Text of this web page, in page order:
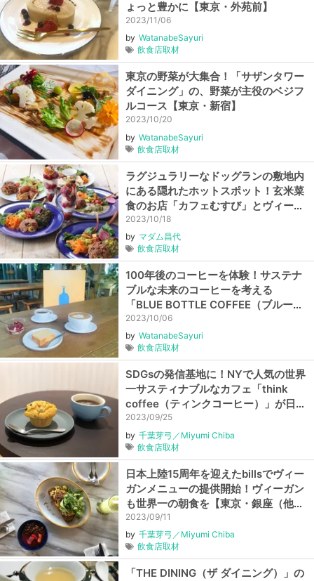
ょっと豊かに【東京・外苑前】
2023/11/06
by WatanabeSayuri
飲食店取材
東京の野菜が大集合！「サザンタワー
ダイニング」の、野菜が主役のベジフ
ルコース【東京・新宿】
2023/10/20
by WatanabeSayuri
飲食店取材
ラグジュラリーなドッグランの敷地内
にある隠れたホットスポット！玄米菜
食のお店「カフェむすび」とヴィーガ
ンスイーツのお店「サロンドテリマ」
【東京・新小岩】
2023/10/18
by マダム昌代
飲食店取材
100年後のコーヒーを体験！サステナ
ブルな未来のコーヒーを考える
「BLUE BOTTLE COFFEE（ブルーボ
トルコーヒー）」
2023/10/06
by WatanabeSayuri
飲食店取材
SDGsの発信基地に！NYで人気の世界
一サスティナブルなカフェ「think
coffee（ティンクコーヒー）」が日本
に上陸【東京・神田】
2023/09/25
by 千葉芽弓／Miyumi Chiba
飲食店取材
日本上陸15周年を迎えたbillsでヴィー
ガンメニューの提供開始！ヴィーガン
も世界一の朝食を【東京・銀座（他、
全8店舗）】
2023/09/11
by 千葉芽弓／Miyumi Chiba
飲食店取材
「THE DINING（ザ ダイニング）」の